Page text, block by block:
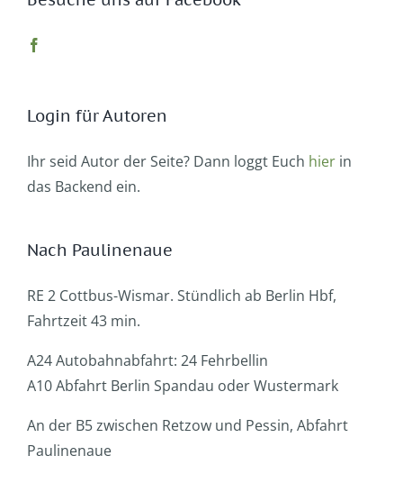
Login für Autoren
Ihr seid Autor der Seite? Dann loggt Euch hier in
das Backend ein.
Nach Paulinenaue
RE 2 Cottbus-Wismar. Stündlich ab Berlin Hbf,
Fahrtzeit 43 min.
A24 Autobahnabfahrt: 24 Fehrbellin
A10 Abfahrt Berlin Spandau oder Wustermark
An der B5 zwischen Retzow und Pessin, Abfahrt
Paulinenaue